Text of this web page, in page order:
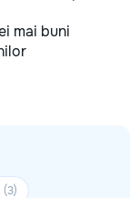
mai buni
(3)